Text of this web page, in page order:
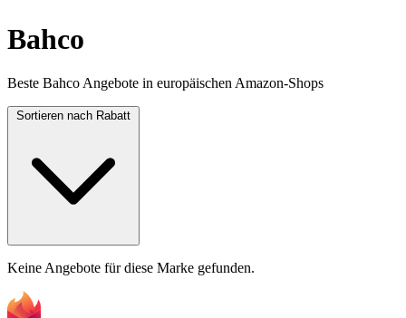
Bahco
Beste Bahco Angebote in europäischen Amazon-Shops
Sortieren nach Rabatt
Keine Angebote für diese Marke gefunden.